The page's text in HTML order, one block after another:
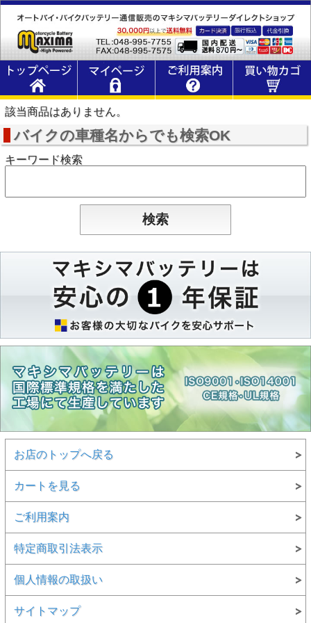
該当商品はありません。
バイクの車種名からでも検索OK
キーワード検索
お店のトップへ戻る
カートを見る
ご利用案内
特定商取引法表示
個人情報の取扱い
サイトマップ